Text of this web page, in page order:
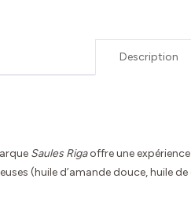
Description
Saules Rigaoffre une
(huile d’amande douce, huile